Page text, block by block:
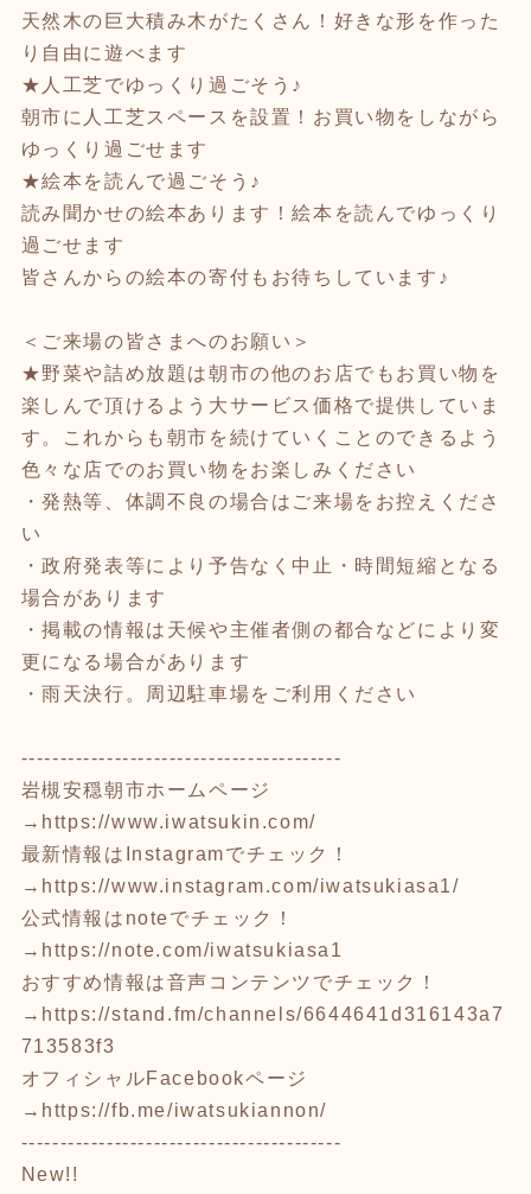
天然木の巨大積み木がたくさん！好きな形を作った
り自由に遊べます
★人工芝でゆっくり過ごそう♪
朝市に人工芝スペースを設置！お買い物をしながら
ゆっくり過ごせます
★絵本を読んで過ごそう♪
読み聞かせの絵本あります！絵本を読んでゆっくり
過ごせます
皆さんからの絵本の寄付もお待ちしています♪
＜ご来場の皆さまへのお願い＞
★野菜や詰め放題は朝市の他のお店でもお買い物を
楽しんで頂けるよう大サービス価格で提供していま
す。これからも朝市を続けていくことのできるよう
色々な店でのお買い物をお楽しみください
・発熱等、体調不良の場合はご来場をお控えくださ
い
・政府発表等により予告なく中止・時間短縮となる
場合があります
・掲載の情報は天候や主催者側の都合などにより変
更になる場合があります
・雨天決行。周辺駐車場をご利用ください
-----------------------------------------
岩槻安穏朝市ホームページ
→ https://www.iwatsukin.com/
最新情報はInstagramでチェック！
→ https://www.instagram.com/iwatsukiasa1/
公式情報はnoteでチェック！
→ https://note.com/iwatsukiasa1
おすすめ情報は音声コンテンツでチェック！
→ https://stand.fm/channels/6644641d316143a7
713583f3
オフィシャルFacebookページ
→ https://fb.me/iwatsukiannon/
-----------------------------------------
New!!